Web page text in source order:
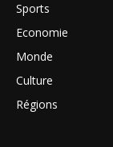
Sports
Economie
Monde
Culture
Régions